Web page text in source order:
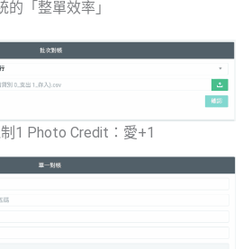
「整單效率」
1 Photo Credit：愛+1